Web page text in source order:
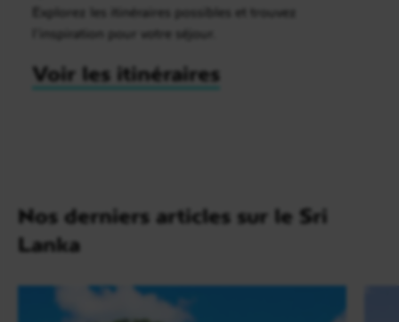
Explorez les itinéraires possibles et trouvez
l’inspiration pour votre séjour.
Voir les itinéraires
Nos derniers articles sur le Sri
Lanka